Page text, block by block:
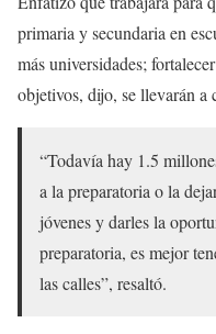
primaria y secundaria en
más universidades;
objetivos, dijo, se llevarán a
“Todavía hay 1.5
a la preparatoria o la
jóvenes y darles la
preparatoria, es mejor
las calles”, resaltó.